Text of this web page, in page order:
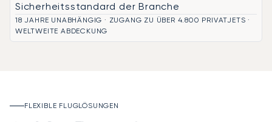
Sicherheitsstandard der Branche
18 JAHRE UNABHÄNGIG · ZUGANG ZU ÜBER 4.800 PRIVATJETS ·
WELTWEITE ABDECKUNG
FLEXIBLE FLUGLÖSUNGEN